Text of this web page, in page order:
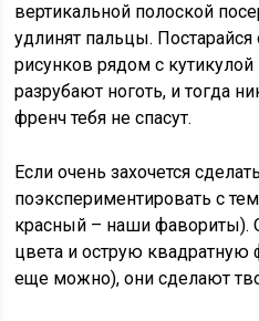
вертикальной полоской
удлинят пальцы. Постарайся
рисунков рядом с
разрубают ноготь, и тогда
френч тебя не спасут.
Если очень захочется
поэкспериментировать с
красный – наши фавориты).
цвета и острую квадратную
еще можно), они сделают